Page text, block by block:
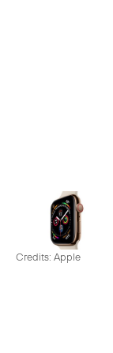
Credits: Apple